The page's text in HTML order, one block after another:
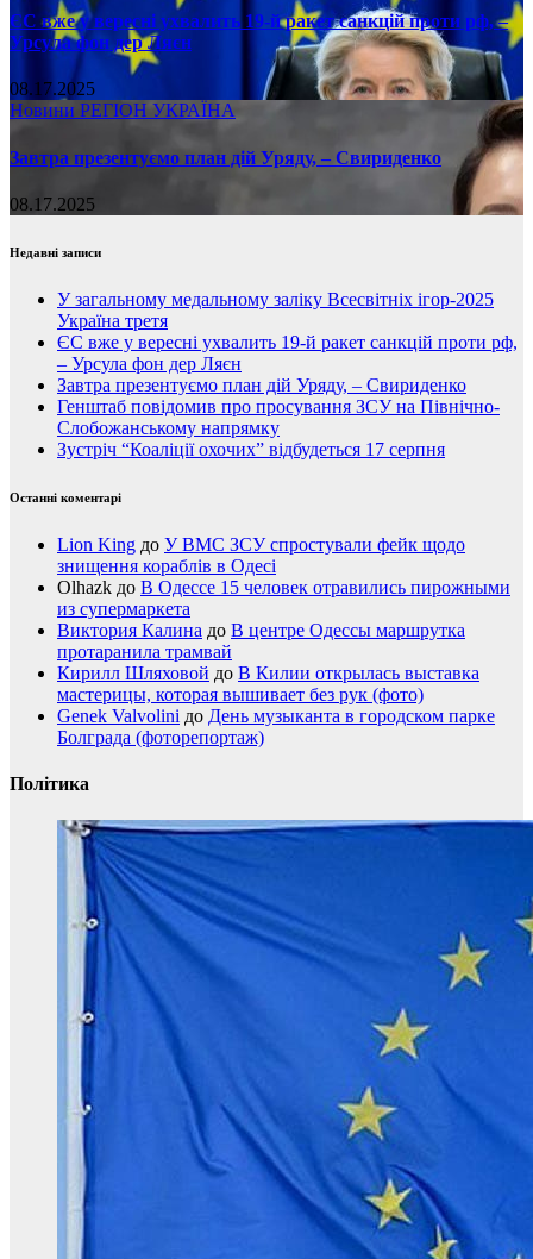
ЄС вже у вересні ухвалить 19-й ракет санкцій проти рф, –
Урсула фон дер Ляєн
08.17.2025
Новини РЕГІОН УКРАЇНА
Завтра презентуємо план дій Уряду, – Свириденко
08.17.2025
Недавні записи
У загальному медальному заліку Всесвітніх ігор-2025
Україна третя
ЄС вже у вересні ухвалить 19-й ракет санкцій проти рф,
– Урсула фон дер Ляєн
Завтра презентуємо план дій Уряду, – Свириденко
Генштаб повідомив про просування ЗСУ на Північно-
Слобожанському напрямку
Зустріч “Коаліції охочих” відбудеться 17 серпня
Останні коментарі
Lion King до У ВМС ЗСУ спростували фейк щодо
знищення кораблів в Одесі
Olhazk до В Одессе 15 человек отравились пирожными
из супермаркета
Виктория Калина до В центре Одессы маршрутка
протаранила трамвай
Кирилл Шляховой до В Килии открылась выставка
мастерицы, которая вышивает без рук (фото)
Genek Valvolini до День музыканта в городском парке
Болграда (фоторепортаж)
Політика